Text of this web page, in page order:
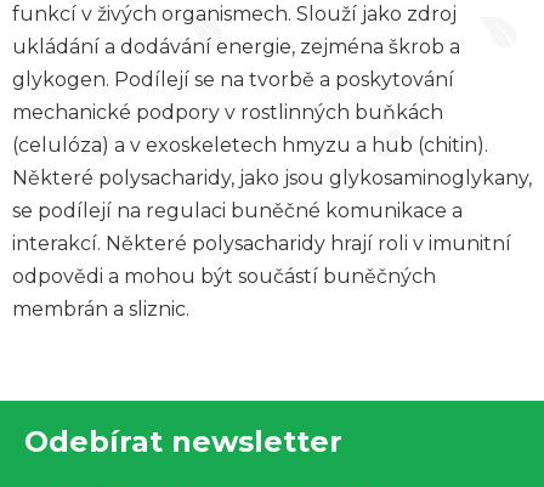
funkcí v živých organismech. Slouží jako zdroj
ukládání a dodávání energie, zejména škrob a
glykogen. Podílejí se na tvorbě a poskytování
mechanické podpory v rostlinných buňkách
(celulóza) a v exoskeletech hmyzu a hub (chitin).
Některé polysacharidy, jako jsou glykosaminoglykany,
se podílejí na regulaci buněčné komunikace a
interakcí. Některé polysacharidy hrají roli v imunitní
odpovědi a mohou být součástí buněčných
membrán a sliznic.
Odebírat newsletter